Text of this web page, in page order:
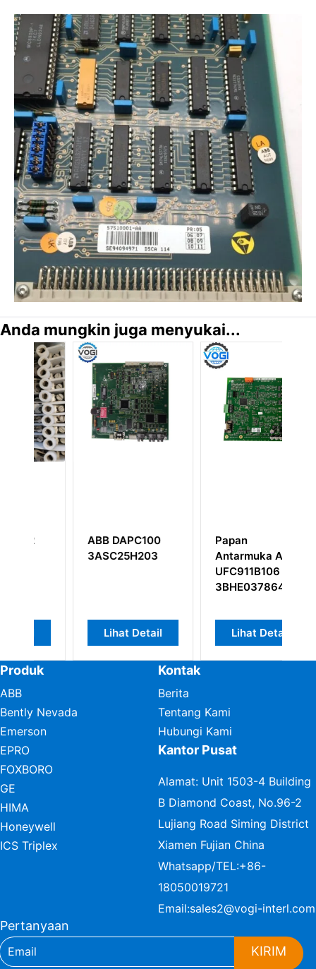
Anda mungkin juga menyukai...
ABB DAPC100
3ASC25H203
Lihat Detail
Antarmuka ABB
UFC911B106
3BHE037864R0106
Lihat Detail
Produk
ABB
Bently Nevada
Emerson
EPRO
FOXBORO
GE
HIMA
Honeywell
ICS Triplex
Kontak
Berita
Tentang Kami
Hubungi Kami
Kantor Pusat
Alamat: Unit 1503-4 Building
B Diamond Coast, No.96-2
Lujiang Road Siming District
Xiamen Fujian China
Whatsapp/TEL:+86-
18050019721
Email:sales2@vogi-interl.com
Pertanyaan
KIRIM